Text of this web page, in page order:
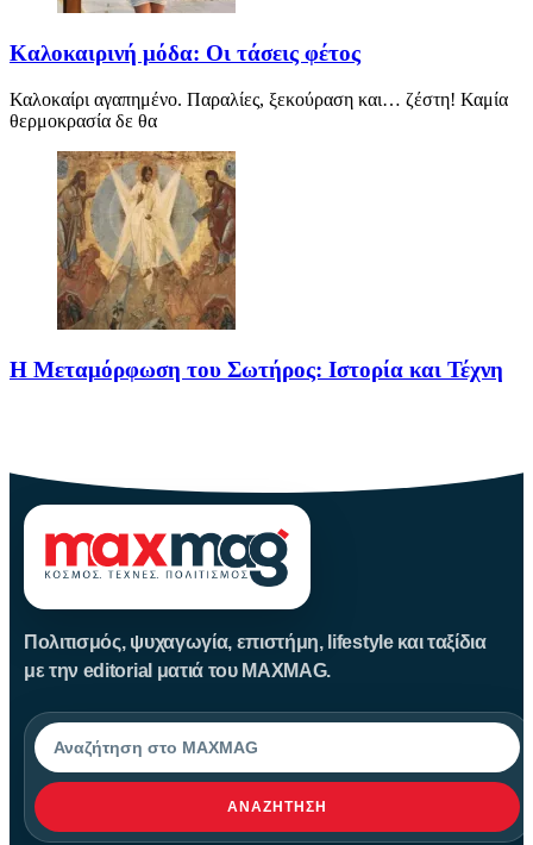
Καλοκαιρινή μόδα: Οι τάσεις φέτος
Καλοκαίρι αγαπημένο. Παραλίες, ξεκούραση και… ζέστη! Καμία
θερμοκρασία δε θα
Η Μεταμόρφωση του Σωτήρος: Ιστορία και Τέχνη
Πολιτισμός, ψυχαγωγία, επιστήμη, lifestyle και ταξίδια
με την editorial ματιά του MAXMAG.
Αναζήτηση
ΑΝΑΖΉΤΗΣΗ